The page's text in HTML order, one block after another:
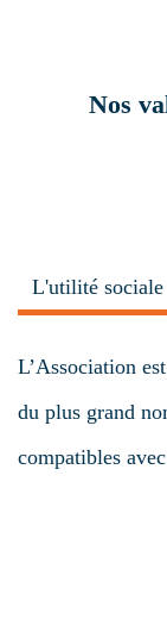
Nos
L'utilité sociale
L’Association
du plus grand
compatibles